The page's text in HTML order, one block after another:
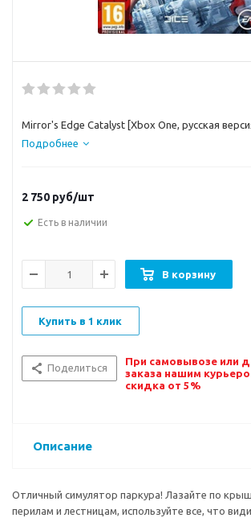
Mirror's Edge Catalyst [Xbox One, русская
Подробнее
2 750 руб/шт
Есть в наличии
В корзину
Купить в 1 клик
Поделиться
При самовывозе или
заказа нашим
скидка от 5%
Описание
Отличный симулятор паркура! Лазайте по
перилам и лестницам, используйте все, что